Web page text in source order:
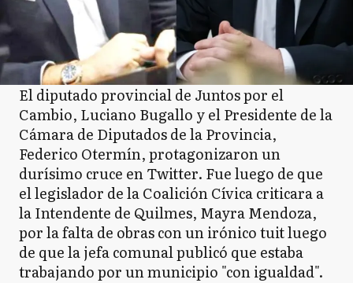
El diputado provincial de Juntos por el
Cambio, Luciano Bugallo y el Presidente de la
Cámara de Diputados de la Provincia,
Federico Otermín, protagonizaron un
durísimo cruce en Twitter. Fue luego de que
el legislador de la Coalición Cívica criticara a
la Intendente de Quilmes, Mayra Mendoza,
por la falta de obras con un irónico tuit luego
de que la jefa comunal publicó que estaba
trabajando por un municipio "con igualdad".